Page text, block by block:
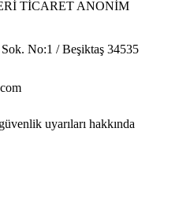
TİCARET ANONİM
No:1 / Beşiktaş 34535
uyarıları hakkında